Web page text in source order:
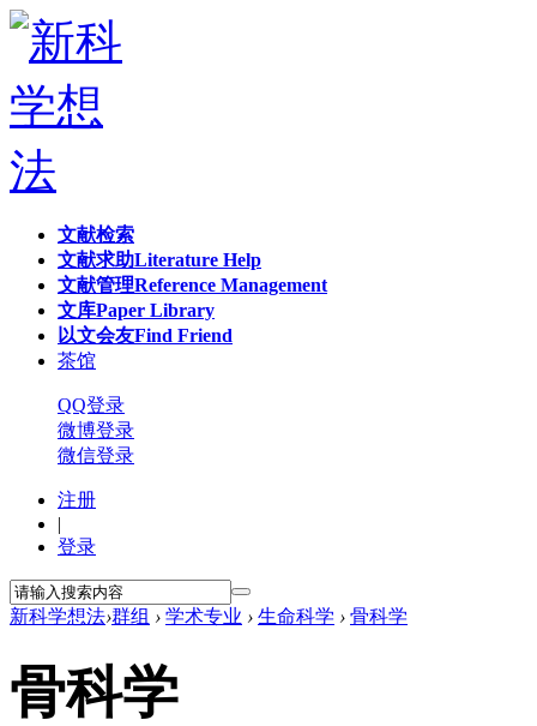
文献检索
文献求助Literature Help
文献管理Reference Management
文库Paper Library
以文会友Find Friend
茶馆
QQ登录
微博登录
微信登录
注册
|
登录
新科学想法›群组 › 学术专业 › 生命科学 › 骨科学
骨科学